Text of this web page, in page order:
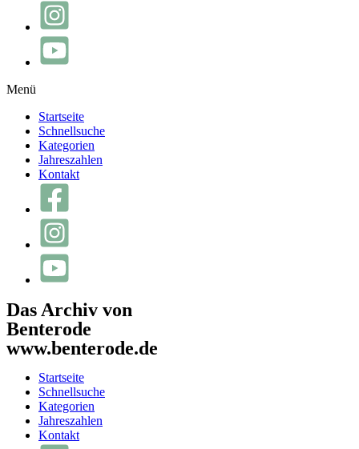
Menü
Startseite
Schnellsuche
Kategorien
Jahreszahlen
Kontakt
Das Archiv von
Benterode
www.benterode.de
Startseite
Schnellsuche
Kategorien
Jahreszahlen
Kontakt